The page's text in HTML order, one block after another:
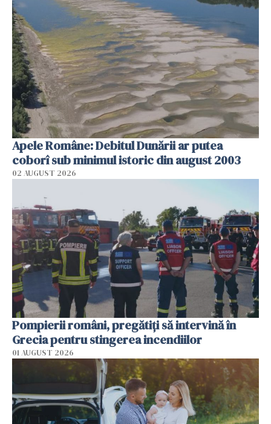
Apele Române: Debitul Dunării ar putea
coborî sub minimul istoric din august 2003
02 AUGUST 2026
Pompierii români, pregătiţi să intervină în
Grecia pentru stingerea incendiilor
01 AUGUST 2026